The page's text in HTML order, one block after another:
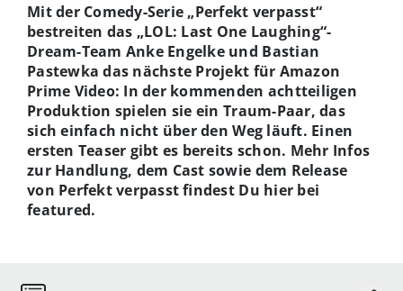
Mit der Comedy-Serie „Perfekt verpasst“
bestreiten das „LOL: Last One Laughing“-
Dream-Team Anke Engelke und Bastian
Pastewka das nächste Projekt für Amazon
Prime Video: In der kommenden achtteiligen
Produktion spielen sie ein Traum-Paar, das
sich einfach nicht über den Weg läuft. Einen
ersten Teaser gibt es bereits schon. Mehr Infos
zur Handlung, dem Cast sowie dem Release
von Perfekt verpasst findest Du hier bei
featured.